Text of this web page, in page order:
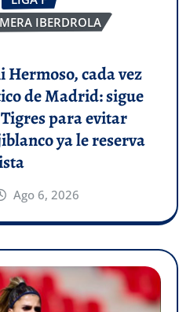
IBERDROLA
Hermoso, cada vez
de Madrid: sigue
para evitar
ya le reserva
Ago 6, 2026